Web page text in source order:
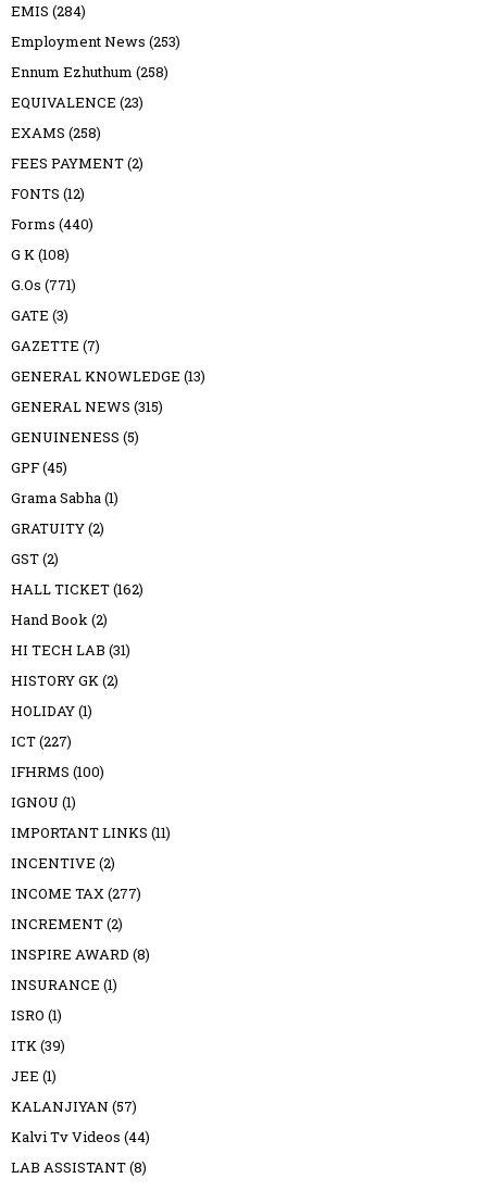
EMIS (284)
Employment News (253)
Ennum Ezhuthum (258)
EQUIVALENCE (23)
EXAMS (258)
FEES PAYMENT(2)
FONTS (12)
Forms (440)
G K(108)
G.Os (771)
GATE (3)
GAZETTE (7)
GENERAL KNOWLEDGE (13)
GENERAL NEWS (315)
GENUINENESS (5)
GPF(45)
Grama Sabha(1)
GRATUITY(2)
GST(2)
HALL TICKET(162)
Hand Book(2)
HI TECH LAB (31)
HISTORY GK(2)
HOLIDAY(1)
ICT(227)
IFHRMS (100)
IGNOU (1)
IMPORTANT LINKS (11)
INCENTIVE (2)
INCOME TAX(277)
INCREMENT(2)
INSPIRE AWARD (8)
INSURANCE (1)
ISRO (1)
ITK(39)
JEE (1)
KALANJIYAN (57)
Kalvi Tv Videos (44)
LAB ASSISTANT(8)